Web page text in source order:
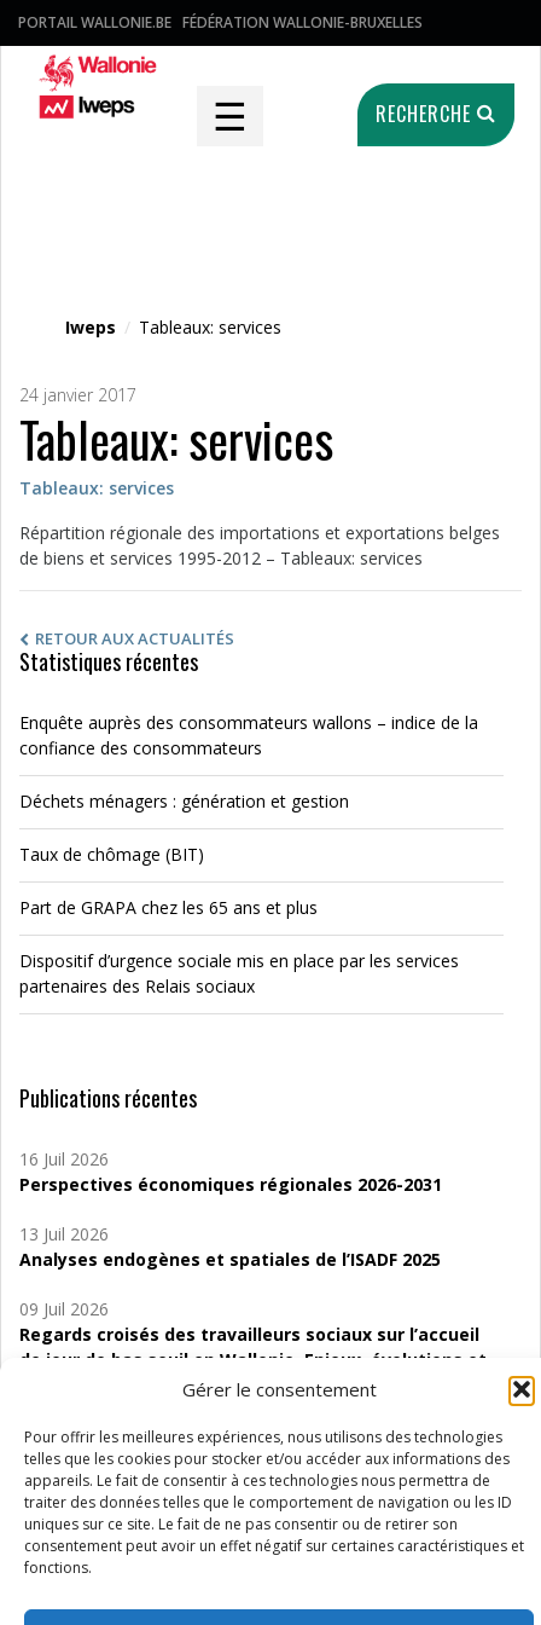
Gérer le consentement
Pour offrir les meilleures expériences, nous utilisons des technologies
telles que les cookies pour stocker et/ou accéder aux informations des
appareils. Le fait de consentir à ces technologies nous permettra de
traiter des données telles que le comportement de navigation ou les ID
uniques sur ce site. Le fait de ne pas consentir ou de retirer son
consentement peut avoir un effet négatif sur certaines caractéristiques et
fonctions.
PORTAIL WALLONIE.BE FÉDÉRATION WALLONIE-BRUXELLES
☰ RECHERCHE
Iweps / Tableaux: services
24 janvier 2017
Tableaux: services
Tableaux: services
Répartition régionale des importations et exportations belges
de biens et services 1995-2012 – Tableaux: services
RETOUR AUX ACTUALITÉS
Statistiques récentes
Enquête auprès des consommateurs wallons – indice de la
confiance des consommateurs
Déchets ménagers : génération et gestion
Taux de chômage (BIT)
Part de GRAPA chez les 65 ans et plus
Dispositif d’urgence sociale mis en place par les services
partenaires des Relais sociaux
Publications récentes
16 Juil 2026
Perspectives économiques régionales 2026-2031
13 Juil 2026
Analyses endogènes et spatiales de l’ISADF 2025
09 Juil 2026
Regards croisés des travailleurs sociaux sur l’accueil
de jour de bas seuil en Wallonie. Enjeux, évolutions et
06 Juil 2026
Étude d’évaluabilité des Structures
d’accompagnement à l’autocréation d’emploi (SAACE)
01 Juil 2026
Pénurie du personnel infirmier :quels indicateurs
Wallonie ?